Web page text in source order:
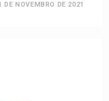
DE NOVEMBRO DE 2021